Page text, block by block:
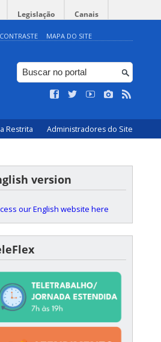
Legislação Canais
MAPA DO SITE
Restrita Administradores do Site
version
our English website here